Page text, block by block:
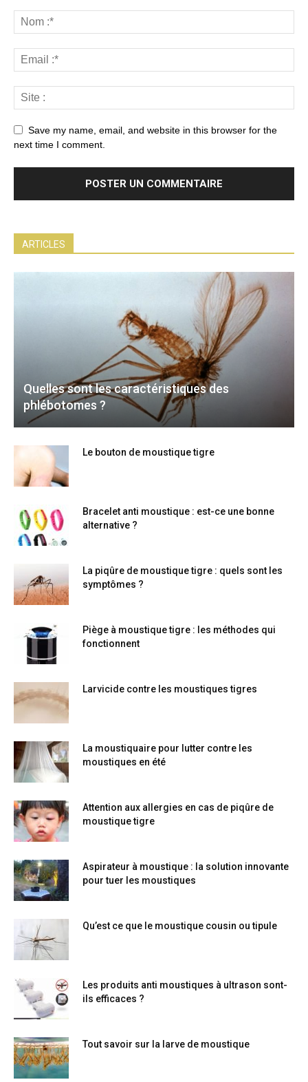
Save my name, email, and website in this browser for the
next time I comment.
ARTICLES
Quelles sont les caractéristiques des
phlébotomes ?
Le bouton de moustique tigre
Bracelet anti moustique : est-ce une bonne
alternative ?
La piqûre de moustique tigre : quels sont les
symptômes ?
Piège à moustique tigre : les méthodes qui
fonctionnent
Larvicide contre les moustiques tigres
La moustiquaire pour lutter contre les
moustiques en été
Attention aux allergies en cas de piqûre de
moustique tigre
Aspirateur à moustique : la solution innovante
pour tuer les moustiques
Qu’est ce que le moustique cousin ou tipule
Les produits anti moustiques à ultrason sont-
ils efficaces ?
Tout savoir sur la larve de moustique